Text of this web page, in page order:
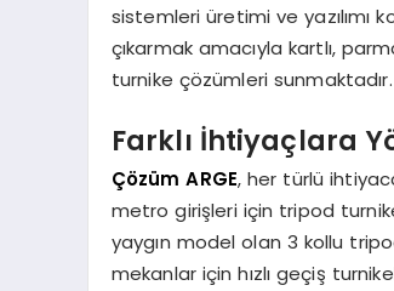
sistemleri üretimi ve yazılımı
çıkarmak amacıyla kartlı,
turnike çözümleri sunmaktadır.
Farklı İhtiyaçlara
Çözüm ARGE, her türlü
metro girişleri için tripod
yaygın model olan 3 kollu
mekanlar için hızlı geçiş